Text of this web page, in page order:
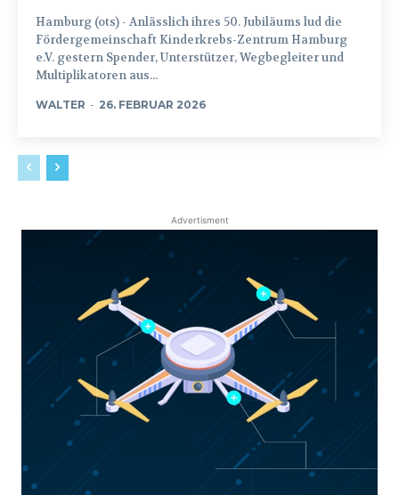
Hamburg (ots) - Anlässlich ihres 50. Jubiläums lud die
Fördergemeinschaft Kinderkrebs-Zentrum Hamburg
e.V. gestern Spender, Unterstützer, Wegbegleiter und
Multiplikatoren aus...
WALTER - 26. FEBRUAR 2026
Advertisment